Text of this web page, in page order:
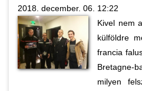
2018. december. 06. 12:22
Kivel nem
külföldre
francia
Bretagne-
milyen